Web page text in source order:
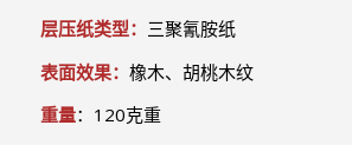
层压纸类型： 三聚氰胺纸
表面效果： 橡木、胡桃木纹
重量：120克重